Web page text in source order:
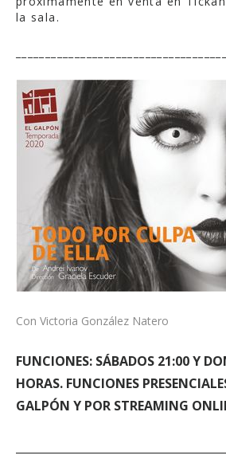
la sala.
Con Victoria González Natero
FUNCIONES: SÁBADOS 21:00 Y
HORAS. FUNCIONES
GALPÓN Y POR STREAMING